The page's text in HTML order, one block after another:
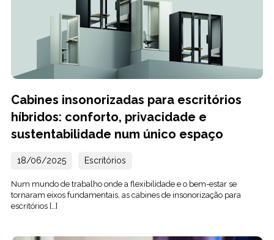
Cabines insonorizadas para escritórios
híbridos: conforto, privacidade e
sustentabilidade num único espaço
18/06/2025 Escritórios
Num mundo de trabalho onde a flexibilidade e o bem-estar se
tornaram eixos fundamentais, as cabines de insonorização para
escritórios […]